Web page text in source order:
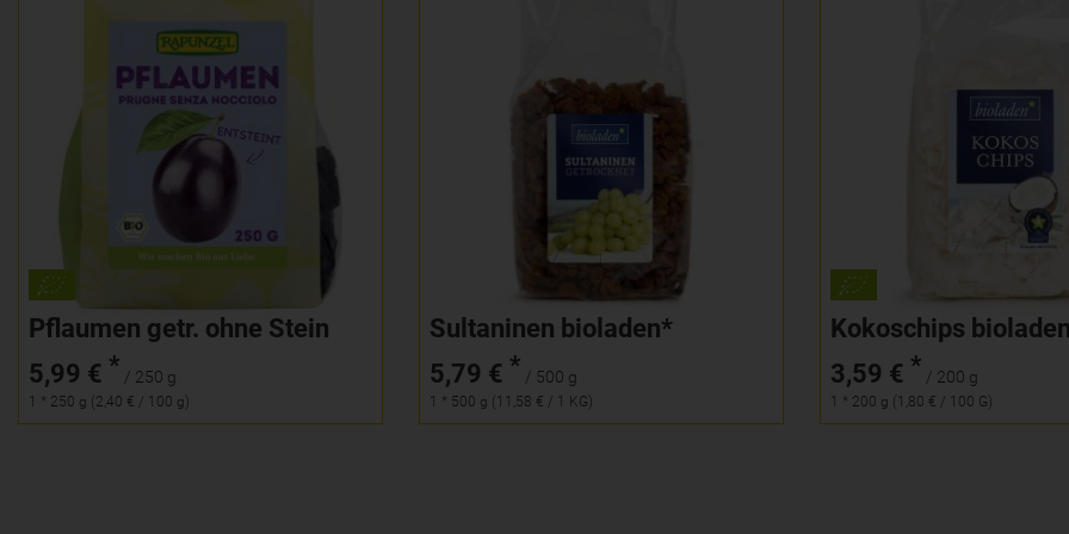
Pflaumen getr. ohne Stein
5,99 € * / 250 g
1 * 250 g (2,40 € / 100 g)
250 g
5,99€
Sultaninen bioladen*
5,79 € * / 500 g
1 * 500 g (11,58 € / 1 KG)
5,79
Kokoschips
3,59 € * / 200 g
1 * 200 g (1,80 € / 100 G)
3,59€